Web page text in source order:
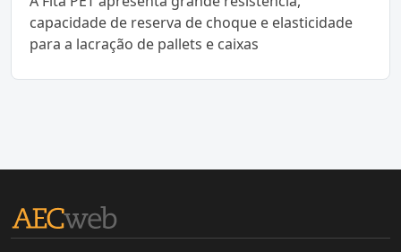
capacidade de reserva de choque e elasticidade
para a lacração de pallets e caixas